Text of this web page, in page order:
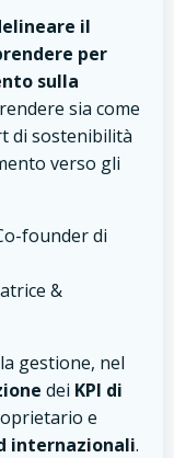
il
per
sulla
sia come
di sostenibilità
verso gli
founder di
&
gestione, nel
dei KPI di
e
internazionali.